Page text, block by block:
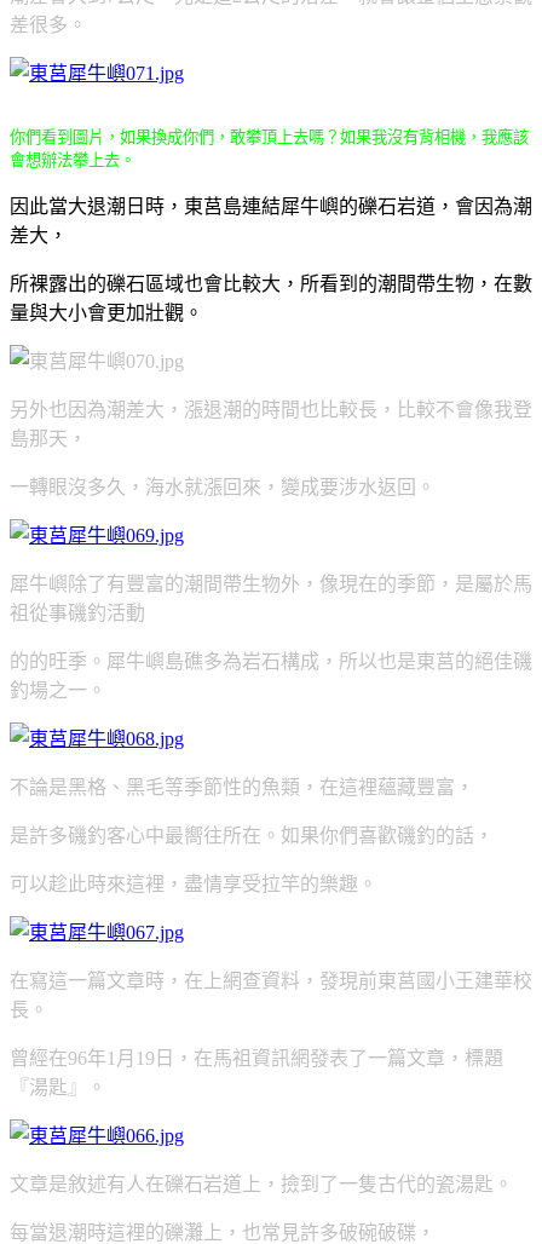
差很多。
你們看到圖片，如果換成你們，敢攀頂上去嗎？如果我沒有背相機，我應該
會想辦法攀上去。
因此當大退潮日時，東莒島連結犀牛嶼的礫石岩道，會因為潮
差大，
所裸露出的礫石區域也會比較大，所看到的潮間帶生物，在數
量與大小會更加壯觀。
另外也因為潮差大，漲退潮的時間也比較長，比較不會像我登
島那天，
一轉眼沒多久，海水就漲回來，變成要涉水返回。
犀牛嶼除了有豐富的潮間帶生物外，像現在的季節， 是屬於馬
祖從事磯釣活動
的的旺季。犀牛嶼島礁多為岩石構成， 所以也是東莒的絕佳磯
釣場之一。
不論是黑格、黑毛等季節性的魚類，在這裡蘊藏豐富，
是許多磯釣客心中最嚮往所在。 如果你們喜歡磯釣的話，
可以趁此時來這裡，盡情享受拉竿的樂趣。
在寫這一篇文章時，在上網查資料，發現前東莒國小王建華校
長。
曾經在96年1月19日，在馬祖資訊網發表了一篇文章，標題
『湯匙』。
文章是敘述有人在礫石岩道上，撿到了一隻古代的瓷湯匙。
每當退潮時這裡的礫灘上，也常見許多破碗破碟，